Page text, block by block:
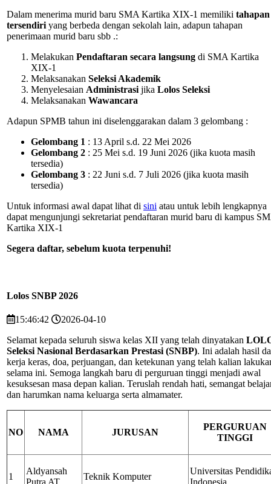
Dalam menerima murid baru SMA Kartika XIX-1 memiliki tahapan
tersendiri yang berbeda dengan sekolah lain, adapun tahapan
penerimaan murid baru sbb .:
Melakukan Pendaftaran secara langsung di SMA Kartika
XIX-1
Melaksanakan Seleksi Akademik
Menyelesaian Administrasi jika Lolos Seleksi
Melaksanakan Wawancara
Adapun SPMB tahun ini diselenggarakan dalam 3 gelombang :
Gelombang 1 : 13 April s.d. 22 Mei 2026
Gelombang 2 : 25 Mei s.d. 19 Juni 2026 (jika kuota masih
tersedia)
Gelombang 3 : 22 Juni s.d. 7 Juli 2026 (jika kuota masih
tersedia)
Untuk informasi awal dapat lihat di sini atau untuk lebih lengkapnya
dapat mengunjungi sekretariat pendaftaran murid baru di kampus
Kartika XIX-1
Segera daftar, sebelum kuota terpenuhi!
Lolos SNBP 2026
15:46:42
2026-04-10
Selamat kepada seluruh siswa kelas XII yang telah dinyatakan
Seleksi Nasional Berdasarkan Prestasi (SNBP). Ini adalah hasil
kerja keras, doa, perjuangan, dan ketekunan yang telah kalian
selama ini. Semoga langkah baru di perguruan tinggi menjadi awal
kesuksesan masa depan kalian. Teruslah rendah hati, semangat
dan harumkan nama keluarga serta almamater.
NO NAMA JURUSAN
PERGURUAN
TINGGI
1
Aldyansah
Putra AT.
Teknik Komputer
Universitas
Indonesia